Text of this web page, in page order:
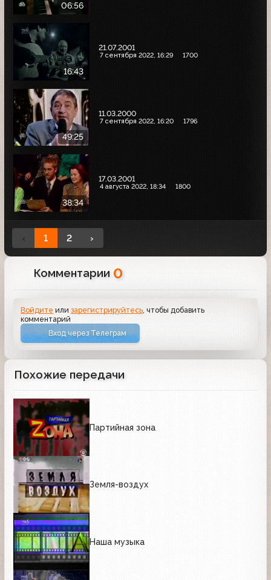
06:56
16:43
21.07.2001
7 сентября 2022, 16:29 1700
49:25
11.03.2000
7 сентября 2022, 16:20 1796
38:34
17.03.2001
4 августа 2022, 18:34 1800
‹ 1 2 ›
Комментарии 0
Войдите илизарегистрируйтесь , чтобы добавить
комментарий
Вход через Телеграм
Похожие передачи
Партийная зона
Земля-воздух
Наша музыка